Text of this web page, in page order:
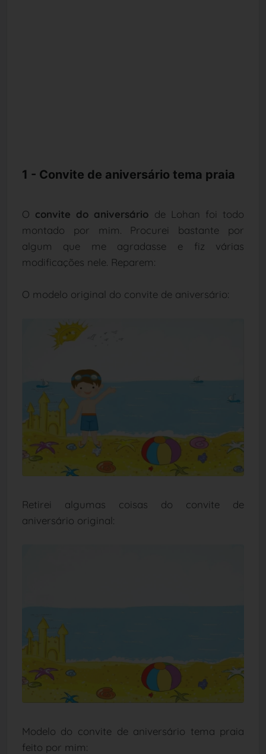
1 - Convite de aniversário tema praia
O convite do aniversário de Lohan foi todo
montado por mim. Procurei bastante por
algum que me agradasse e fiz várias
modificações nele. Reparem:
O modelo original do convite de aniversário:
Retirei algumas coisas do convite de
aniversário original:
Modelo do convite de aniversário tema praia
feito por mim: